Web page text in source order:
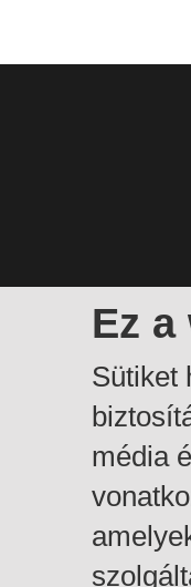
Ez
Sütiket
média